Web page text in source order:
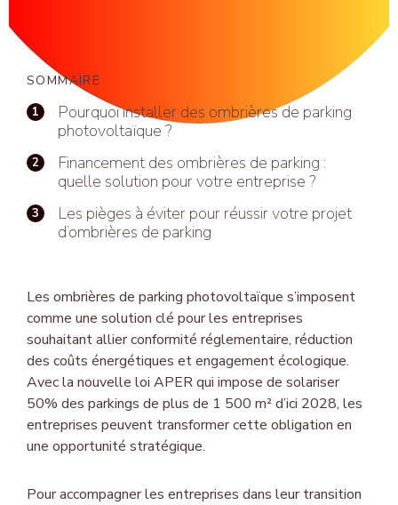
SOMMAIRE
Pourquoi installer des ombrières de parking
photovoltaïque ?
Financement des ombrières de parking :
quelle solution pour votre entreprise ?
Les pièges à éviter pour réussir votre projet
d’ombrières de parking
Les ombrières de parking photovoltaïque s’imposent
comme une solution clé pour les entreprises
souhaitant allier conformité réglementaire, réduction
des coûts énergétiques et engagement écologique.
Avec la nouvelle loi APER qui impose de solariser
50% des parkings de plus de 1 500 m² d’ici 2028, les
entreprises peuvent transformer cette obligation en
une opportunité stratégique.
Pour accompagner les entreprises dans leur transition